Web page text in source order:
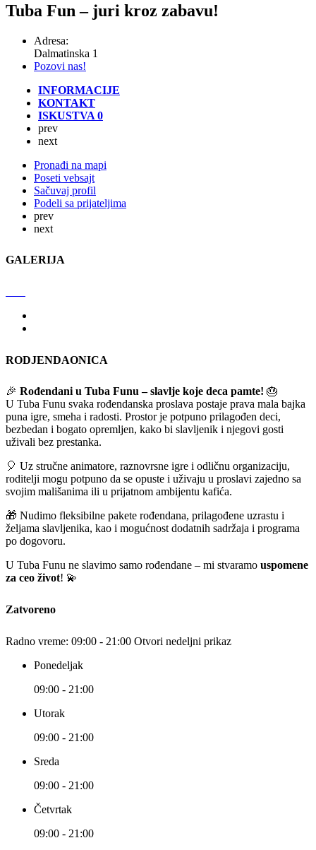
Tuba Fun – juri kroz zabavu!
Adresa:
Dalmatinska 1
Pozovi nas!
INFORMACIJE
KONTAKT
ISKUSTVA 0
prev
next
Pronađi na mapi
Poseti vebsajt
Sačuvaj profil
Podeli sa prijateljima
prev
next
GALERIJA
RODJENDAONICA
🎉 Rođendani u Tuba Funu – slavlje koje deca pamte! 🎂
U Tuba Funu svaka rođendanska proslava postaje prava mala bajka
puna igre, smeha i radosti. Prostor je potpuno prilagođen deci,
bezbedan i bogato opremljen, kako bi slavljenik i njegovi gosti
uživali bez prestanka.
🎈 Uz stručne animatore, raznovrsne igre i odličnu organizaciju,
roditelji mogu potpuno da se opuste i uživaju u proslavi zajedno sa
svojim mališanima ili u prijatnom ambijentu kafića.
🎁 Nudimo fleksibilne pakete rođendana, prilagođene uzrastu i
željama slavljenika, kao i mogućnost dodatnih sadržaja i programa
po dogovoru.
U Tuba Funu ne slavimo samo rođendane – mi stvaramo uspomene
za ceo život! 💫
Zatvoreno
Radno vreme: 09:00 - 21:00 Otvori nedeljni prikaz
Ponedeljak
09:00 - 21:00
Utorak
09:00 - 21:00
Sreda
09:00 - 21:00
Četvrtak
09:00 - 21:00